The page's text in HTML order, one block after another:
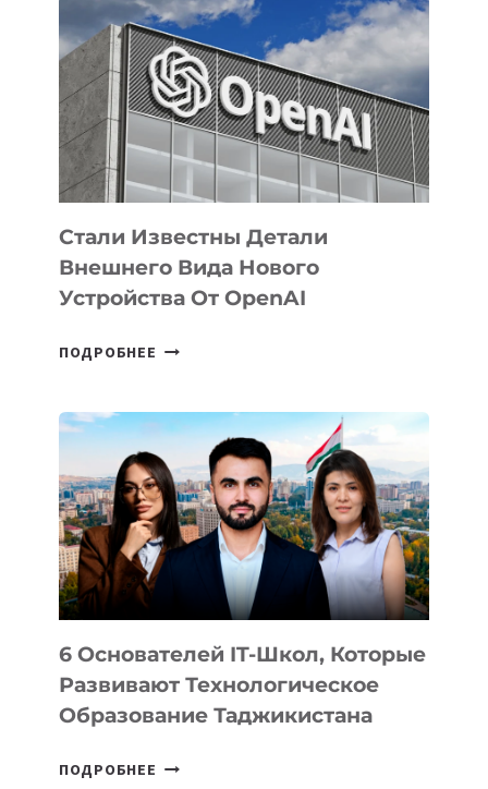
ПРИОРИТЕТНЫЕ
ЗАДАЧИ
ПО
РАЗВИТИЮ
ЭКОСИСТЕМЫ
ИСКУССТВЕННОГО
ИНТЕЛЛЕКТА
Стали Известны Детали
Внешнего Вида Нового
Устройства От OpenAI
ПОДРОБНЕЕ СТАЛИ
ВНЕШНЕГО
ВИДА
НОВОГО
УСТРОЙСТВА
ОТ
OPENAI
6 Основателей IT-Школ, Которые
Развивают Технологическое
Образование Таджикистана
ПОДРОБНЕЕ